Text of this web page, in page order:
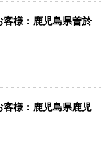
客様：鹿児島県曽於
客様：鹿児島県鹿児